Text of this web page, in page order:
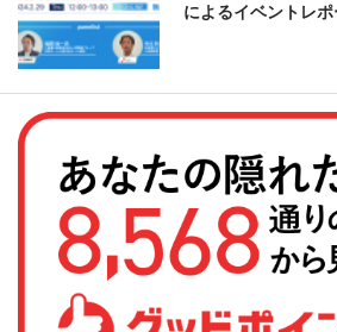
によるイベントレ